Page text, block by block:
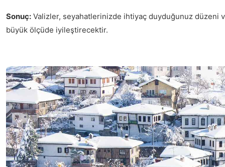
Sonuç: Valizler, seyahatlerinizde ihtiyaç duyduğunuz düzeni
büyük ölçüde iyileştirecektir.